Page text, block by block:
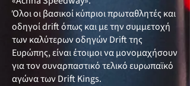
Όλοι οι βασικοί κύπριοι πρωταθλητές και
οδηγοί drift όπως και με την συμμετοχή
των καλύτερων οδηγών Drift της
Ευρώπης, είναι έτοιμοι να μονομαχήσουν
για τον συναρπαστικό τελικό ευρωπαϊκό
αγώνα των Drift Kings.